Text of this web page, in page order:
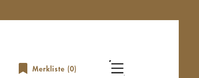
Merkliste (0)